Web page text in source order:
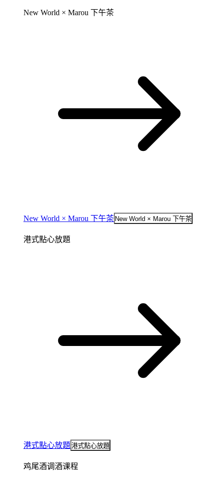
New World × Marou 下午茶
New World × Marou 下午茶 New World × Marou 下午茶
港式點心放題
港式點心放題 港式點心放題
鸡尾酒调酒课程